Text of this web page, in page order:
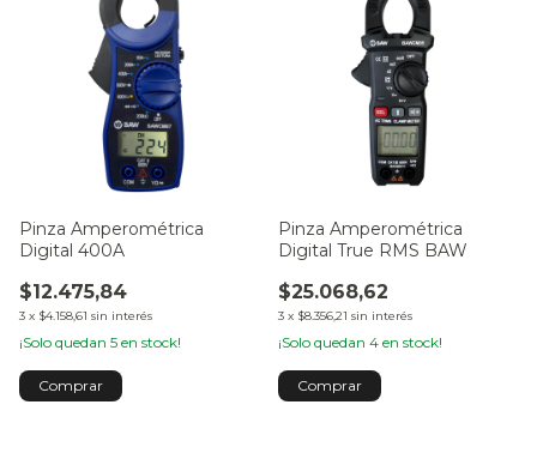
Pinza Amperométrica
Digital 400A
$12.475,84
3 x $4.158,61 sin interés
¡Solo quedan 5 en stock!
Pinza Amperométrica
Digital True RMS BAW
$25.068,62
3 x $8.356,21 sin interés
¡Solo quedan 4 en stock!